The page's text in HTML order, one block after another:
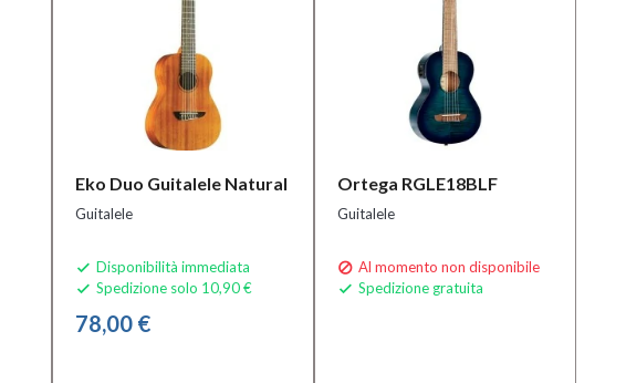
Eko Duo Guitalele Natural
Guitalele
 Disponibilità immediata
 Spedizione solo 10,90 €
78,00 €
Ortega RGLE18BLF
Guitalele
 Al momento non disponibile
 Spedizione gratuita